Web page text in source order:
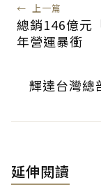
← 上一篇
總銷146億元
年營運暴衝
輝達台灣
延伸閱讀